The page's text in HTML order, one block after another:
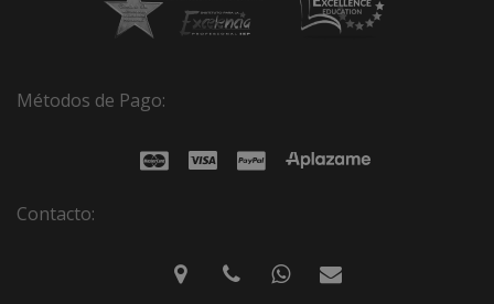
Métodos de Pago:
Contacto: